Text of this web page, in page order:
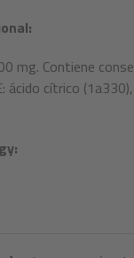
mg. Contiene
ácido cítrico